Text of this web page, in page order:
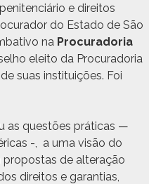
e dire­itos
do Esta­do de São
na Procu­rado­ria
eleito da Procu­rado­ria
suas insti­tu­ições. Foi
as questões práti­cas —
-, a uma visão do
de alter­ação
dire­itos e garan­tias,